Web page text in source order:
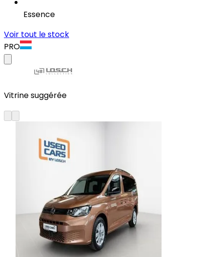
Essence
Voir tout le stock
PRO
Vitrine suggérée